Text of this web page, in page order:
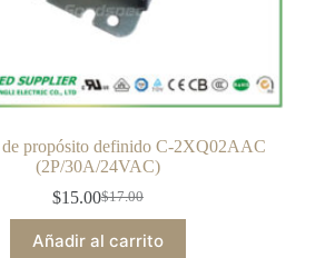
de propósito definido C-2XQ02AAC
(2P/30A/24VAC)
$17.00
$15.00
Añadir al carrito